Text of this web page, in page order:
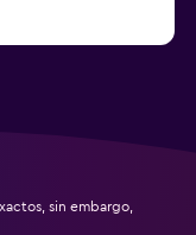
sin embargo,